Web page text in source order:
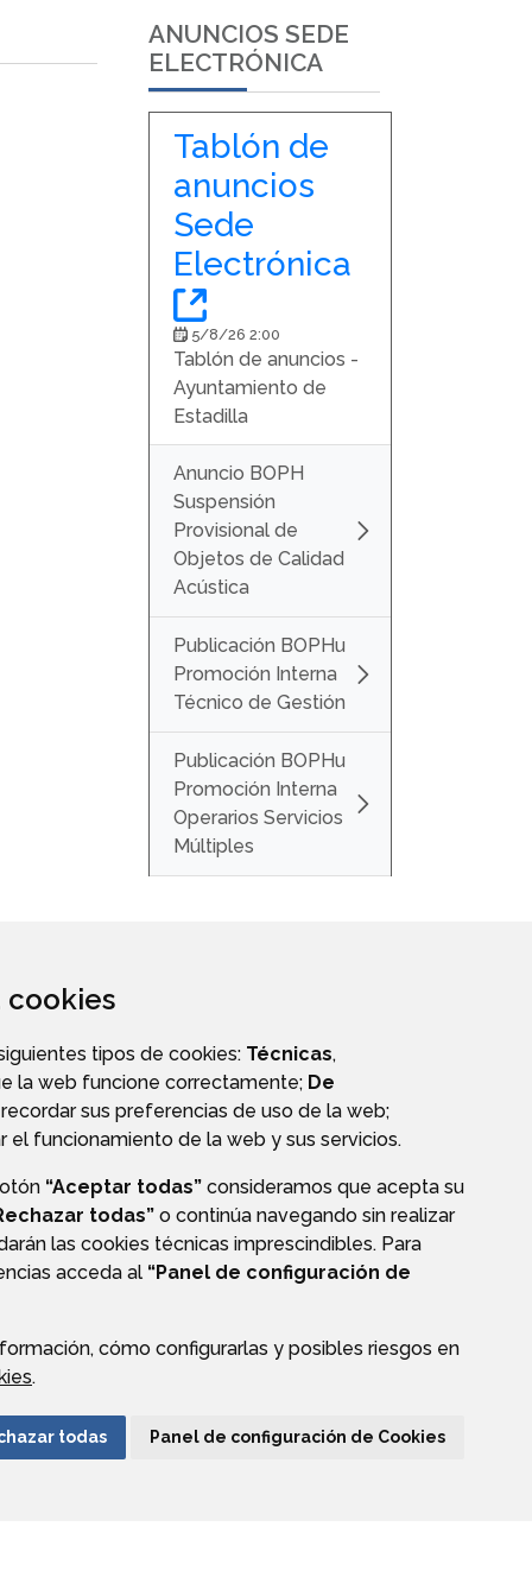
cookies
tipos de cookies: Técnicas,
la web funcione correctamente; De
sus preferencias de uso de la web;
el funcionamiento de la web y sus servicios.
“Aceptar todas” consideramos que acepta su
todas” o continúa navegando sin realizar
las cookies técnicas imprescindibles. Para
acceda al “Panel de configuración de
cómo configurarlas y posibles riesgos en
.
todas Panel de configuración de Cookies
ANUNCIOS SEDE
ELECTRÓNICA
Tablón de
anuncios
Sede
Electrónica
(Abre una nueva
5/8/26 2:00
Tablón de anuncios -
Ayuntamiento de
Estadilla
Anuncio BOPH
Suspensión
Provisional de
Objetos de Calidad
Acústica
Publicación BOPHu
Promoción Interna
Técnico de Gestión
Publicación BOPHu
Promoción Interna
Operarios Servicios
Múltiples
PERFIL DEL CONTRATANTE
AVISO LEGAL